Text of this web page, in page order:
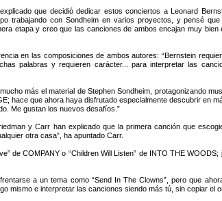
que decidió dedicar estos conciertos a Leonard
trabajando con Sondheim en varios proyectos, y pensé
etapa y creo que las canciones de ambos encajan muy
en las composiciones de ambos autores: “Bernstein
palabras y requieren carácter... para interpretar las
más el material de Stephen Sondheim, protagonizando
hace que ahora haya disfrutado especialmente descubrir en
Me gustan los nuevos desafíos.”
y Carr han explicado que la primera canción que
otra casa”, ha apuntado Carr.
de COMPANY o “Children Will Listen” de INTO THE
a un tema como “Send In The Clowns”, pero que
mismo e interpretar las canciones siendo más tú, sin copiar el